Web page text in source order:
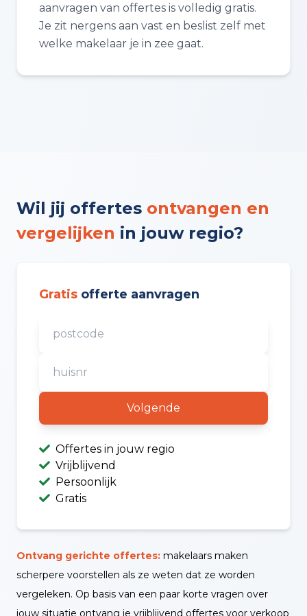
aanvragen van offertes is volledig gratis.
Je zit nergens aan vast en beslist zelf met
welke makelaar je in zee gaat.
Wil jij offertes ontvangen en
vergelijken in jouw regio?
Gratis offerte aanvragen
Volgende
Offertes in jouw regio
Vrijblijvend
Persoonlijk
Gratis
Ontvang gerichte offertes: makelaars maken
scherpere voorstellen als ze weten dat ze worden
vergeleken. Op basis van een paar korte vragen over
jouw situatie ontvang je vrijblijvend offertes voor verkoop